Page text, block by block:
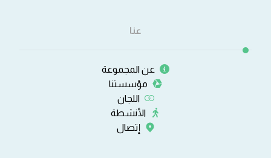
عنا
عن المجموعة
مؤسستنا
اللجان
الأنشطة
إتصال